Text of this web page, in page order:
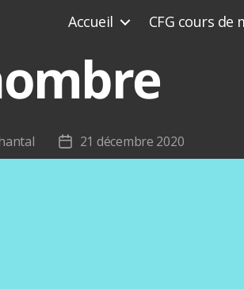
Accueil CFG cours de
Date
de
21 décembre 2020